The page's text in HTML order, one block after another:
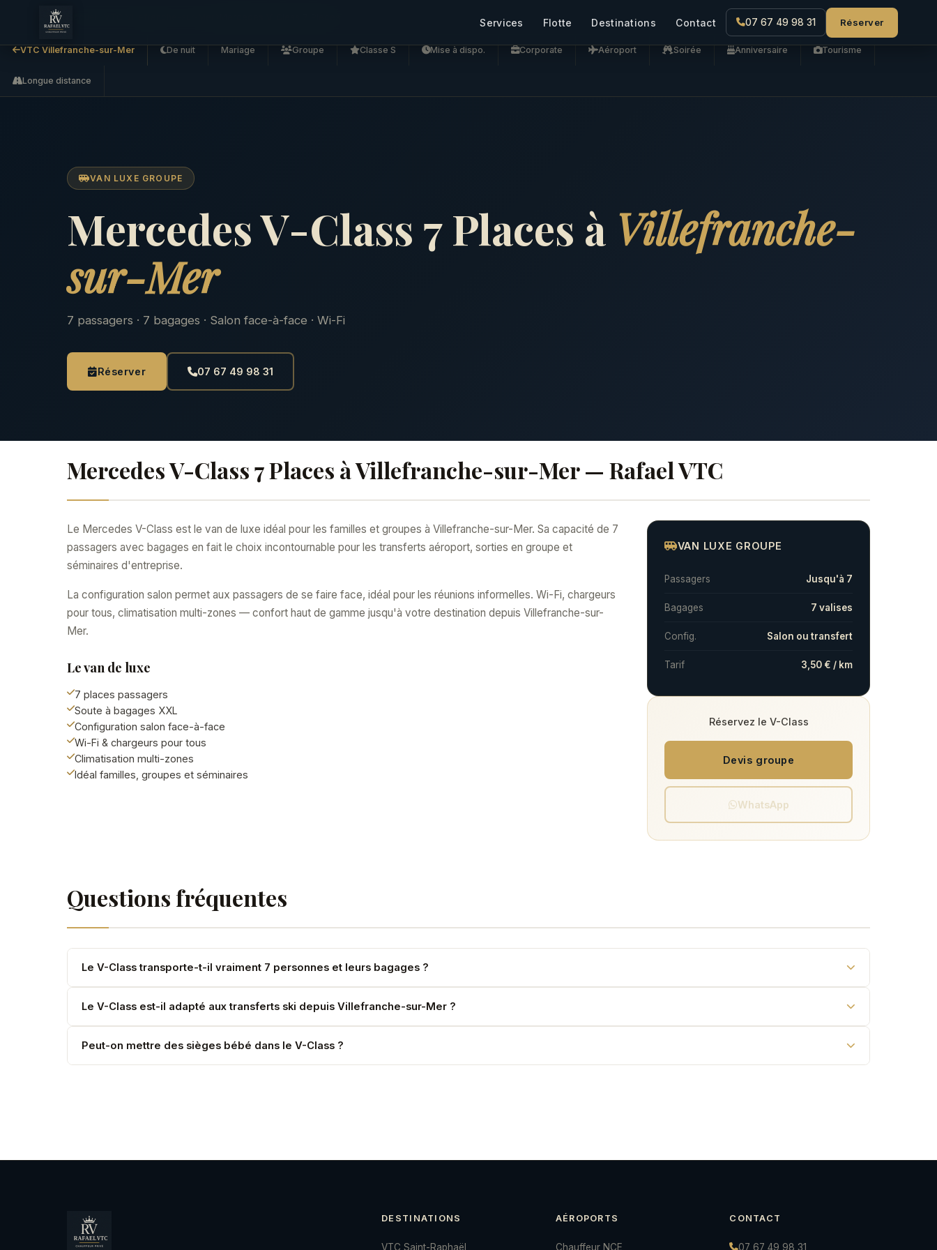
Services Flotte Destinations Contact 07 67 49 98 31 Réserver
VTC Villefranche-sur-Mer De nuit Mariage Groupe Classe S Mise à dispo. Corporate Aéroport Soirée Anniversaire Tourisme
Longue distance
VAN LUXE GROUPE
Mercedes V-Class 7 Places à Villefranche-
sur-Mer
7 passagers · 7 bagages · Salon face-à-face · Wi-Fi
Réserver 07 67 49 98 31
Mercedes V-Class 7 Places à Villefranche-sur-Mer — Rafael VTC
Le Mercedes V-Class est le van de luxe idéal pour les familles et groupes à Villefranche-sur-Mer. Sa capacité de 7
passagers avec bagages en fait le choix incontournable pour les transferts aéroport, sorties en groupe et
séminaires d'entreprise.
La configuration salon permet aux passagers de se faire face, idéal pour les réunions informelles. Wi-Fi, chargeurs
pour tous, climatisation multi-zones — confort haut de gamme jusqu'à votre destination depuis Villefranche-sur-
Mer.
Le van de luxe
7 places passagers
Soute à bagages XXL
Configuration salon face-à-face
Wi-Fi & chargeurs pour tous
Climatisation multi-zones
Idéal familles, groupes et séminaires
VAN LUXE GROUPE
Passagers Jusqu'à 7
Bagages 7 valises
Config. Salon ou transfert
Tarif 3,50 € / km
Réservez le V-Class
Devis groupe
WhatsApp
Questions fréquentes
Le V-Class transporte-t-il vraiment 7 personnes et leurs bagages ?
Oui. 7 passagers et 7 valises standard. Pour groupes plus importants : 2 véhicules.
Le V-Class est-il adapté aux transferts ski depuis Villefranche-sur-Mer ?
Parfaitement — soute XXL pour skis, boots et valises.
Peut-on mettre des sièges bébé dans le V-Class ?
DESTINATIONS
VTC Saint-Raphaël
AÉROPORTS
Chauffeur NCE
CONTACT
07 67 49 98 31